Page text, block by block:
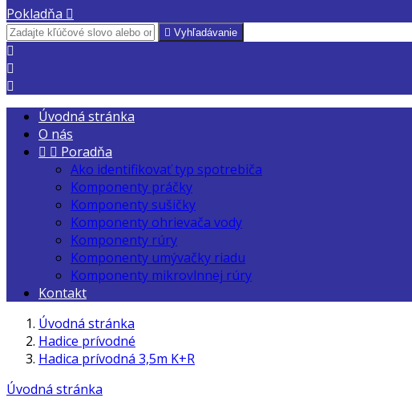
Pokladňa 
 Vyhľadávanie



Úvodná stránka
O nás
  Poradňa
Ako identifikovať typ spotrebiča
Komponenty práčky
Komponenty sušičky
Komponenty ohrievača vody
Komponenty rúry
Komponenty umývačky riadu
Komponenty mikrovlnnej rúry
Kontakt
Úvodná stránka
Hadice prívodné
Hadica prívodná 3,5m K+R
Úvodná stránka